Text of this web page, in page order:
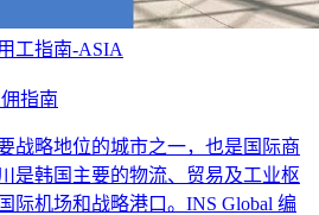
工指南-ASIA
指南
战略地位的城市之一，也是国际商
是韩国主要的物流、贸易及工业枢
际机场和战略港口。INS Global 编